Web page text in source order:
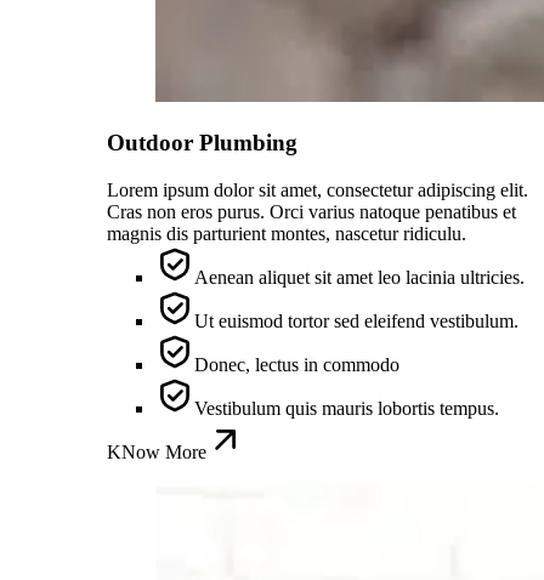
Outdoor Plumbing
Lorem ipsum dolor sit amet, consectetur adipiscing elit.
Cras non eros purus. Orci varius natoque penatibus et
magnis dis parturient montes, nascetur ridiculu.
Aenean aliquet sit amet leo lacinia ultricies.
Ut euismod tortor sed eleifend vestibulum.
Donec, lectus in commodo
Vestibulum quis mauris lobortis tempus.
KNow More